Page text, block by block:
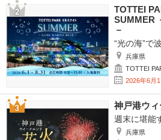
TOTTEI
SUMMER
－
“光の海”で
兵庫県
TOTTEI
2026年6月
神戸港ウ
週末に堪能
兵庫県